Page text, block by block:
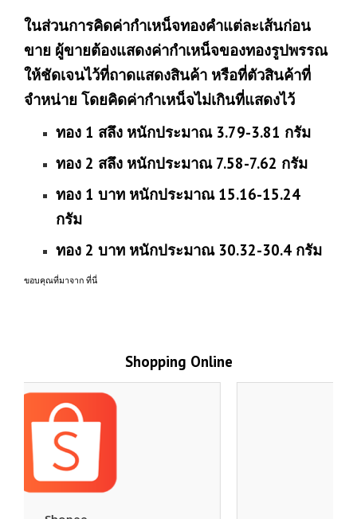
ในส่วนการคิดค่ากำเหน็จทองคำแต่ละเส้นก่อน
ขาย ผู้ขายต้องแสดงค่ากำเหน็จของทองรูปพรรณ
ให้ชัดเจนไว้ที่ถาดแสดงสินค้า หรือที่ตัวสินค้าที่
จำหน่าย โดยคิดค่ากำเหน็จไม่เกินที่แสดงไว้
ทอง 1 สลึง หนักประมาณ 3.79-3.81 กรัม
ทอง 2 สลึง หนักประมาณ 7.58-7.62 กรัม
ทอง 1 บาท หนักประมาณ 15.16-15.24
กรัม
ทอง 2 บาท หนักประมาณ 30.32-30.4 กรัม
ขอบคุณที่มาจาก ที่นี่
Shopping Online